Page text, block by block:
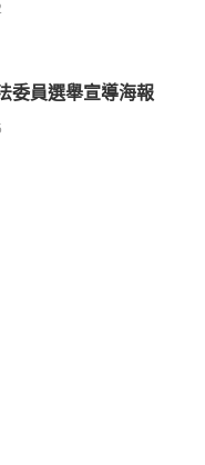
委員選舉宣導海報